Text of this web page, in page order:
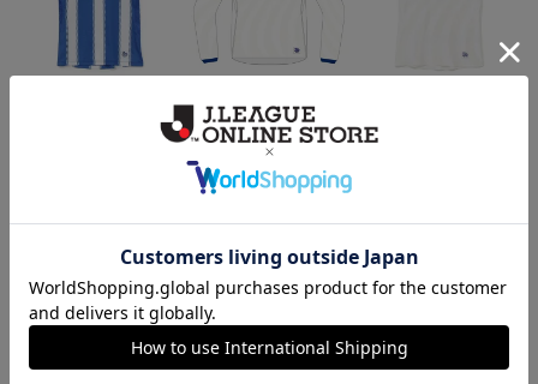
ニフォーム長袖（FP2n
d）
19,800円～24,860円
d）
チームマスコット「ディーオ」グッズは、サポータ
ーやファン必見！
山形